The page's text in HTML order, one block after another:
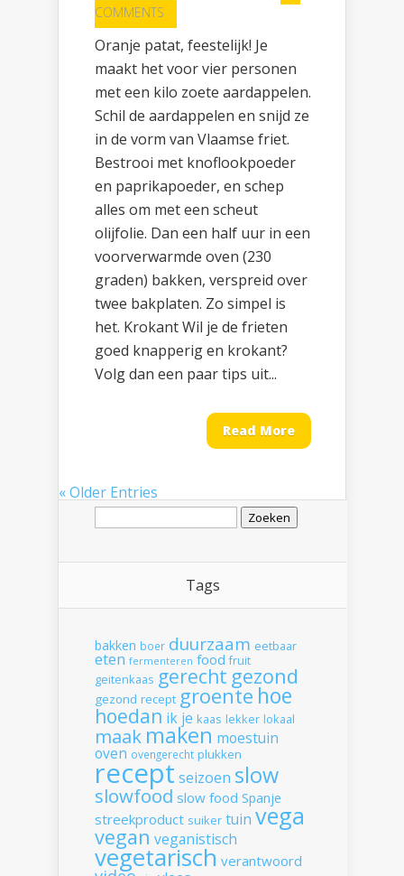
COMMENTS
Oranje patat, feestelijk! Je
maakt het voor vier personen
met een kilo zoete aardappelen.
Schil de aardappelen en snijd ze
in de vorm van Vlaamse friet.
Bestrooi met knoflookpoeder
en paprikapoeder, en schep
alles om met een scheut
olijfolie. Dan een half uur in een
voorverwarmde oven (230
graden) bakken, verspreid over
twee bakplaten. Zo simpel is
het. Krokant Wil je de frieten
goed knapperig en krokant?
Volg dan een paar tips uit...
Read More
« Older Entries
Zoeken
Tags
bakken boer duurzaam eetbaar
eten fermenteren food fruit
geitenkaas gerecht gezond
gezond recept groente hoe
hoedan ik je kaas lekker lokaal
maak maken moestuin
oven ovengerecht plukken
recept seizoen slow
slowfood slow food Spanje
streekproduct suiker tuin vega
vegan veganistisch
vegetarisch verantwoord